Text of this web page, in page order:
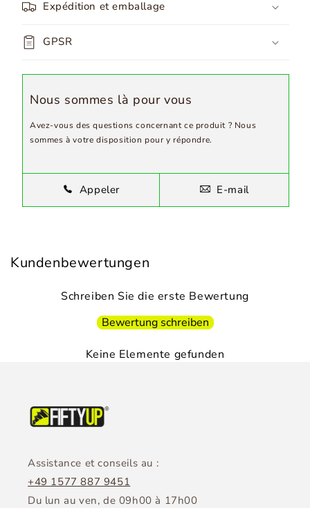
Expédition et emballage
GPSR
Nous sommes là pour vous
Avez-vous des questions concernant ce produit ? Nous
sommes à votre disposition pour y répondre.
Appeler E-mail
Kundenbewertungen
Schreiben Sie die erste Bewertung
Bewertung schreiben
Keine Elemente gefunden
Assistance et conseils au :
+49 1577 887 9451
Du lun au ven, de 09h00 à 17h00